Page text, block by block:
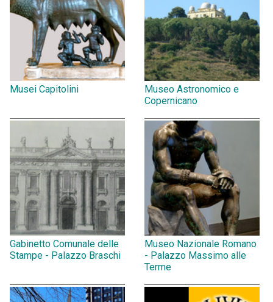
Musei Capitolini
Museo Astronomico e
Copernicano
Gabinetto Comunale delle
Stampe - Palazzo Braschi
Museo Nazionale Romano
- Palazzo Massimo alle
Terme